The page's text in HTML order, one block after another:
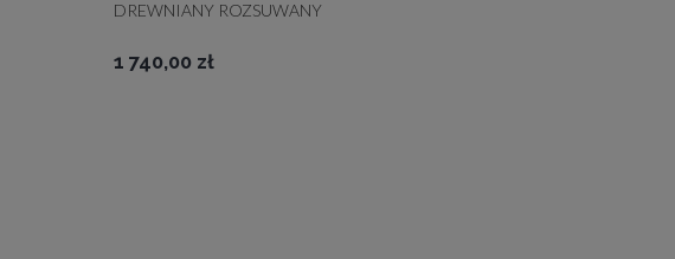
DREWNIANY ROZSUWANY
1 740,00 zł